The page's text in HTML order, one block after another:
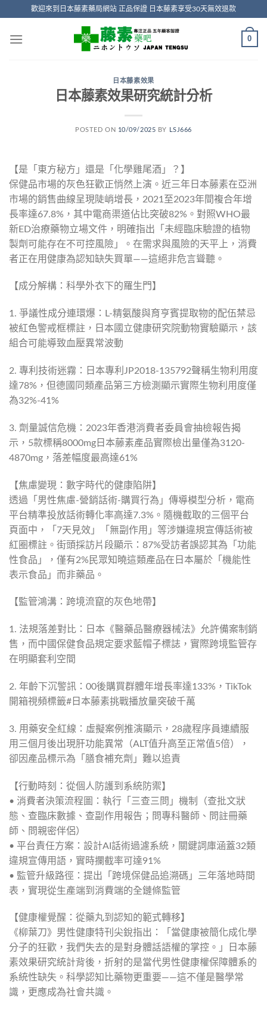
content
歡迎來到日本藤素藥局網站 正品保證 日本藤素享受30天無效退款
0
日本藤素效果
日本藤素效果研究統計分析
POSTED ON 10/09/2025 BY LSJ666
【是「東方秘方」還是「化學雞尾酒」？】
保健品市場的灰色狂歡正悄然上演。近三年日本藤素在亞洲
市場的銷售曲線呈現陡峭增長，2021至2023年間複合年增
長率達67.8%，其中電商渠道佔比突破82%。對照WHO最
新ED治療藥物立場文件，明確指出「未經臨床驗證的植物
製劑可能存在不可控風險」。在需求與風險的天平上，消費
者正在用健康為認知缺失買單——這絕非危言聳聽。
【成分解構：科學外衣下的羅生門】
1. 爭議性成分連環爆：L-精氨酸與育亨賓提取物的配伍禁忌
被紅色警戒框標註，日本國立健康研究院動物實驗顯示，該
組合可能導致血壓異常波動
2. 專利技術迷霧：日本專利JP2018-135792聲稱生物利用度
達78%，但德國同類產品第三方檢測顯示實際生物利用度僅
為32%-41%
3. 劑量誠信危機：2023年香港消費者委員會抽檢報告揭
示，5款標稱8000mg日本藤素產品實際檢出量僅為3120-
4870mg，落差幅度最高達61%
【焦慮變現：數字時代的健康陷阱】
透過「男性焦慮-營銷話術-購買行為」傳導模型分析，電商
平台精準投放話術轉化率高達7.3%。隨機截取的三個平台
頁面中，「7天見效」「無副作用」等涉嫌違規宣傳話術被
紅圈標註。街頭採訪片段顯示：87%受訪者誤認其為「功能
性食品」，僅有2%民眾知曉這類產品在日本屬於「機能性
表示食品」而非藥品。
【監管鴻溝：跨境流竄的灰色地帶】
1. 法規落差對比：日本《醫藥品醫療器械法》允許備案制銷
售，而中國保健食品規定要求藍帽子標誌，實際跨境監管存
在明顯套利空間
2. 年齡下沉警訊：00後購買群體年增長率達133%，TikTok
開箱視頻標籤#日本藤素挑戰播放量突破千萬
3. 用藥安全紅線：虛擬案例推演顯示，28歲程序員連續服
用三個月後出現肝功能異常（ALT值升高至正常值5倍），
卻因產品標示為「膳食補充劑」難以追責
【行動時刻：從個人防護到系統防禦】
• 消費者決策流程圖：執行「三查三問」機制（查批文狀
態、查臨床數據、查副作用報告；問專科醫師、問註冊藥
師、問親密伴侶）
• 平台責任方案：設計AI話術過濾系統，關鍵詞庫涵蓋32類
違規宣傳用語，實時攔截率可達91%
• 監管升級路徑：提出「跨境保健品追溯碼」三年落地時間
表，實現從生產端到消費端的全鏈條監管
【健康權覺醒：從藥丸到認知的範式轉移】
《柳葉刀》男性健康特刊尖銳指出：「當健康被簡化成化學
分子的狂歡，我們失去的是對身體話語權的掌控。」日本藤
素效果研究統計背後，折射的是當代男性健康權保障體系的
系統性缺失。科學認知比藥物更重要——這不僅是醫學常
識，更應成為社會共識。